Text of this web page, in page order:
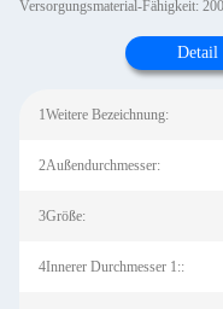
Versorgungsmaterial-Fähigkeit:
Detail
1Weitere Bezeichnung:
2Außendurchmesser:
3Größe:
4Innerer Durchmesser 1::